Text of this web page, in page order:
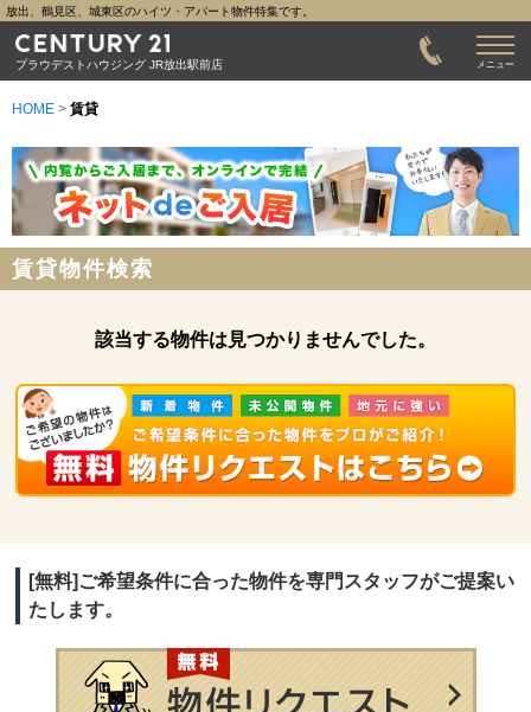
放出、鶴見区、城東区のハイツ・アパート物件特集です。
プラウデストハウジング JR放出駅前店 メニュー
HOME > 賃貸
賃貸物件検索
該当する物件は見つかりませんでした。
[無料]ご希望条件に合った物件を専門スタッフがご提案い
たします。